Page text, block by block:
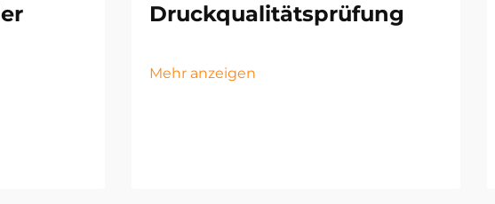
Druckqualitätsprüfung
Mehr anzeigen